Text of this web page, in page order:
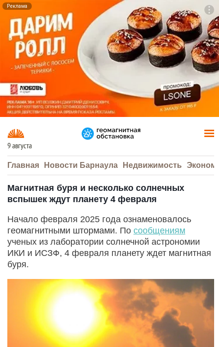
Реклама
9 августа
Главная Новости Барнаула Недвижимость
Магнитная буря и несколько солнечных
вспышек ждут планету 4 февраля
Начало февраля 2025 года ознаменовалось
геомагнитными штормами. По сообщениям
ученых из лаборатории солнечной астрономии
ИКИ и ИСЗФ, 4 февраля планету ждет магнитная
буря.